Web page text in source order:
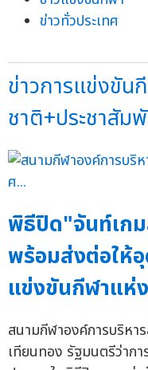
ข่าวทั่วประเทศ
ข่าวการแข่งขัน
ชาติ+ประชาสัม
พิธีปิด"จันท์เก
พร้อมส่งต่อให้อุ
แข่งขันกีฬาแห่
สนามกีฬาองค์การบริห
เทียนทอง รัฐมนตรีว่ากา